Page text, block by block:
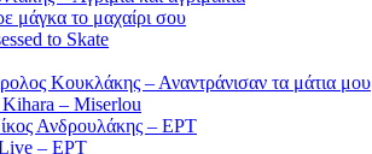
μάγκα το μαχαίρι σου
to Skate
Κουκλάκης – Αναντράνισαν τα μάτια μου
– Miserlou
Ανδρουλάκης – ΕΡΤ
– ΕΡΤ